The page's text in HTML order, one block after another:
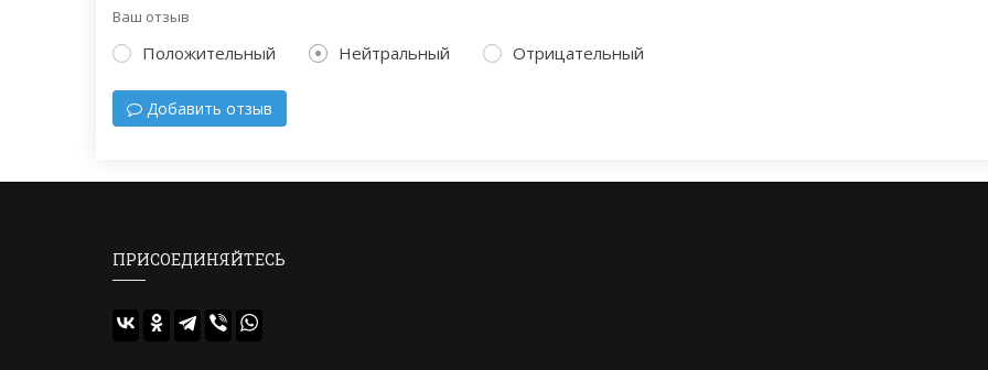
Ваш отзыв
Положительный Нейтральный Отрицательный
Добавить отзыв
ПРИСОЕДИНЯЙТЕСЬ